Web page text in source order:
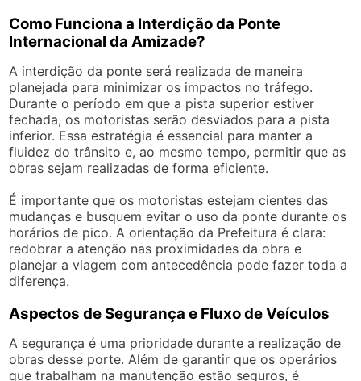
Como Funciona a Interdição da Ponte
Internacional da Amizade?
A interdição da ponte será realizada de maneira
planejada para minimizar os impactos no tráfego.
Durante o período em que a pista superior estiver
fechada, os motoristas serão desviados para a pista
inferior. Essa estratégia é essencial para manter a
fluidez do trânsito e, ao mesmo tempo, permitir que as
obras sejam realizadas de forma eficiente.
É importante que os motoristas estejam cientes das
mudanças e busquem evitar o uso da ponte durante os
horários de pico. A orientação da Prefeitura é clara:
redobrar a atenção nas proximidades da obra e
planejar a viagem com antecedência pode fazer toda a
diferença.
Aspectos de Segurança e Fluxo de Veículos
A segurança é uma prioridade durante a realização de
obras desse porte. Além de garantir que os operários
que trabalham na manutenção estão seguros, é